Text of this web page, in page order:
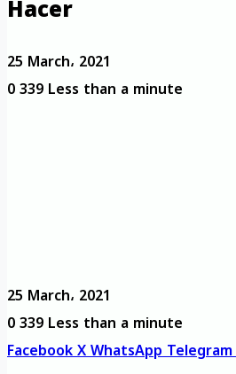
Hacer
25 March، 2021
0339Less than a minute
25 March، 2021
0339Less than a minute
FacebookXWhatsAppTelegram